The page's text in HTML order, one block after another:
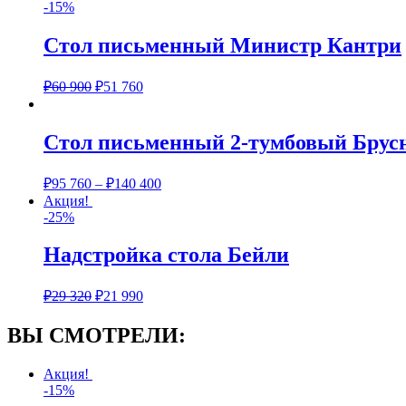
-15%
Стол письменный Министр Кантри
₽60 900 ₽51 760
Стол письменный 2-тумбовый
₽95 760 – ₽140 400
Акция!
-25%
Надстройка стола Бейли
₽29 320 ₽21 990
ВЫ СМОТРЕЛИ:
Акция!
-15%